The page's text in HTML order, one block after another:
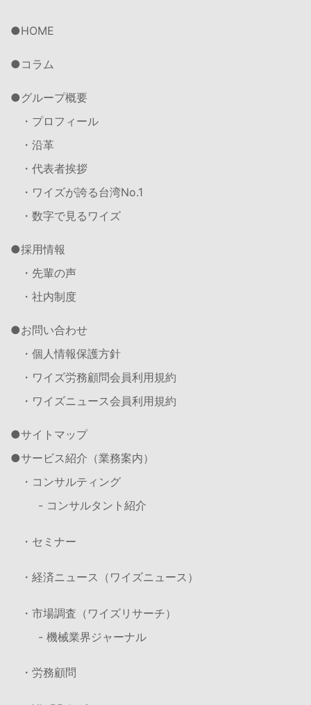
HOME
コラム
グループ概要
・プロフィール
・沿革
・代表者挨拶
・ワイズが誇る台湾No.1
・数字で見るワイズ
採用情報
・先輩の声
・社内制度
お問い合わせ
・個人情報保護方針
・ワイズ労務顧問会員利用規約
・ワイズニュース会員利用規約
サイトマップ
サービス紹介（業務案内）
・コンサルティング
- コンサルタント紹介
・セミナー
・経済ニュース（ワイズニュース）
・市場調査（ワイズリサーチ）
- 機械業界ジャーナル
・労務顧問